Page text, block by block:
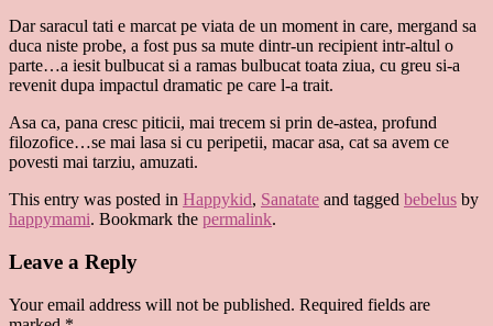
Dar saracul tati e marcat pe viata de un moment in care, mergand sa
duca niste probe, a fost pus sa mute dintr-un recipient intr-altul o
parte…a iesit bulbucat si a ramas bulbucat toata ziua, cu greu si-a
revenit dupa impactul dramatic pe care l-a trait.
Asa ca, pana cresc piticii, mai trecem si prin de-astea, profund
filozofice…se mai lasa si cu peripetii, macar asa, cat sa avem ce
povesti mai tarziu, amuzati.
This entry was posted in Happykid, Sanatate and tagged bebelus by
happymami. Bookmark the permalink.
Leave a Reply
Your email address will not be published. Required fields are